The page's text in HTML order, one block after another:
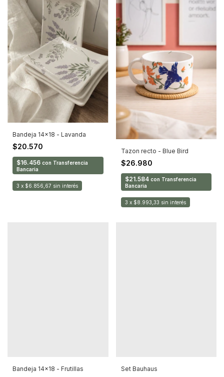
Bandeja 14x18 - Lavanda
$20.570
$16.456 con Transferencia
Bancaria
3 x $6.856,67 sin interés
Tazon recto - Blue Bird
$26.980
$21.584 con Transferencia
Bancaria
3 x $8.993,33 sin interés
Bandeja 14x18 - Frutillas Set Bauhaus